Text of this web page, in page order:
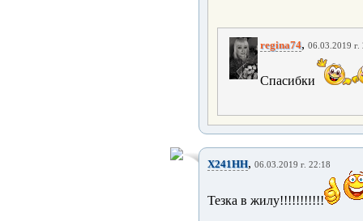
regina74, 06.03.2019 г.
Спасибки
X241HH, 06.03.2019 г. 22:18
Тезка в жилу!!!!!!!!!!!